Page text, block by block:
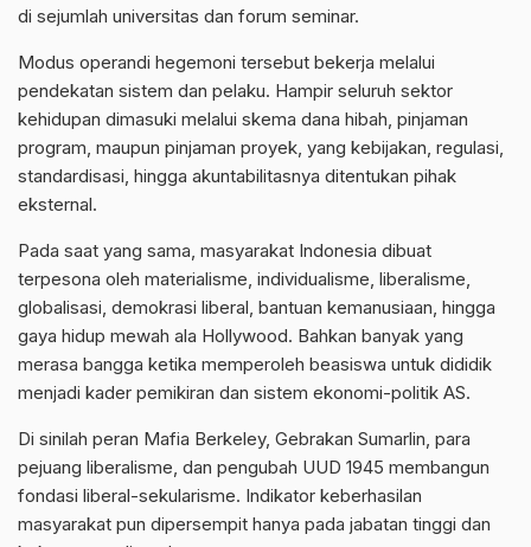
di sejumlah universitas dan forum seminar.
Modus operandi hegemoni tersebut bekerja melalui
pendekatan sistem dan pelaku. Hampir seluruh sektor
kehidupan dimasuki melalui skema dana hibah, pinjaman
program, maupun pinjaman proyek, yang kebijakan, regulasi,
standardisasi, hingga akuntabilitasnya ditentukan pihak
eksternal.
Pada saat yang sama, masyarakat Indonesia dibuat
terpesona oleh materialisme, individualisme, liberalisme,
globalisasi, demokrasi liberal, bantuan kemanusiaan, hingga
gaya hidup mewah ala Hollywood. Bahkan banyak yang
merasa bangga ketika memperoleh beasiswa untuk dididik
menjadi kader pemikiran dan sistem ekonomi-politik AS.
Di sinilah peran Mafia Berkeley, Gebrakan Sumarlin, para
pejuang liberalisme, dan pengubah UUD 1945 membangun
fondasi liberal-sekularisme. Indikator keberhasilan
masyarakat pun dipersempit hanya pada jabatan tinggi dan